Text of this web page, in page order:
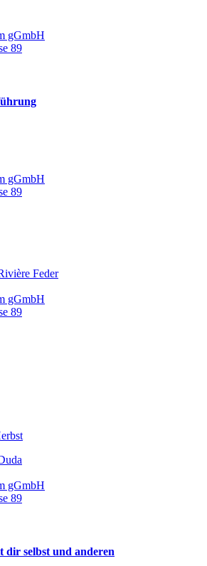
gGmbH
89
gGmbH
89
Feder
gGmbH
89
gGmbH
89
dir selbst und anderen